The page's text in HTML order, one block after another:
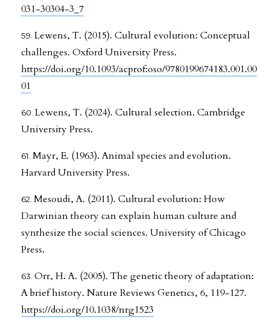
031-30304-3_7
Lewens, T. (2015). Cultural evolution: Conceptual
challenges. Oxford University Press.
https://doi.org/10.1093/acprof:oso/9780199674183.001.00
01
Lewens, T. (2024). Cultural selection. Cambridge
University Press.
Mayr, E. (1963). Animal species and evolution.
Harvard University Press.
Mesoudi, A. (2011). Cultural evolution: How
Darwinian theory can explain human culture and
synthesize the social sciences. University of Chicago
Press.
Orr, H. A. (2005). The genetic theory of adaptation:
A brief history. Nature Reviews Genetics, 6, 119-127.
https://doi.org/10.1038/nrg1523